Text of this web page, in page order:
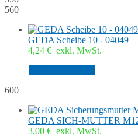
560
GEDA Scheibe 10 - 04049
4,24 € exkl. MwSt.
600
GEDA SICH-MUTTER
3,00 € exkl. MwSt.